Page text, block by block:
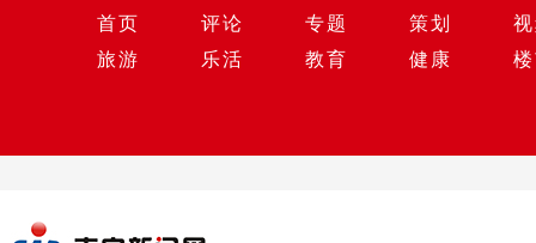
首页 评论 专题 策划
旅游
乐活 教育 健康